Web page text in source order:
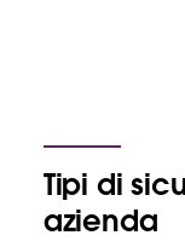
Tipi di
azienda